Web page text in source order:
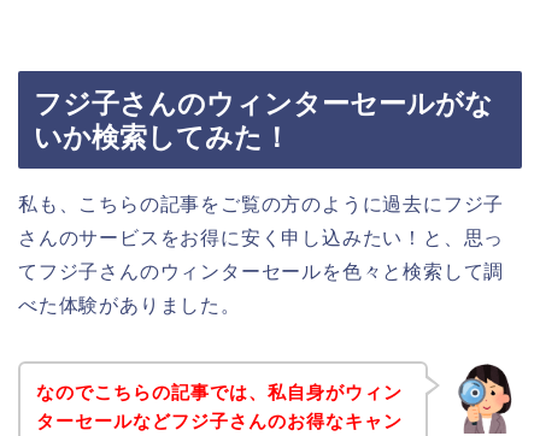
フジ子さんのウィンターセールがな
いか検索してみた！
私も、こちらの記事をご覧の方のように過去にフジ子
さんのサービスをお得に安く申し込みたい！と、思っ
てフジ子さんのウィンターセールを色々と検索して調
べた体験がありました。
なのでこちらの記事では、私自身がウィン
ターセールなどフジ子さんのお得なキャン